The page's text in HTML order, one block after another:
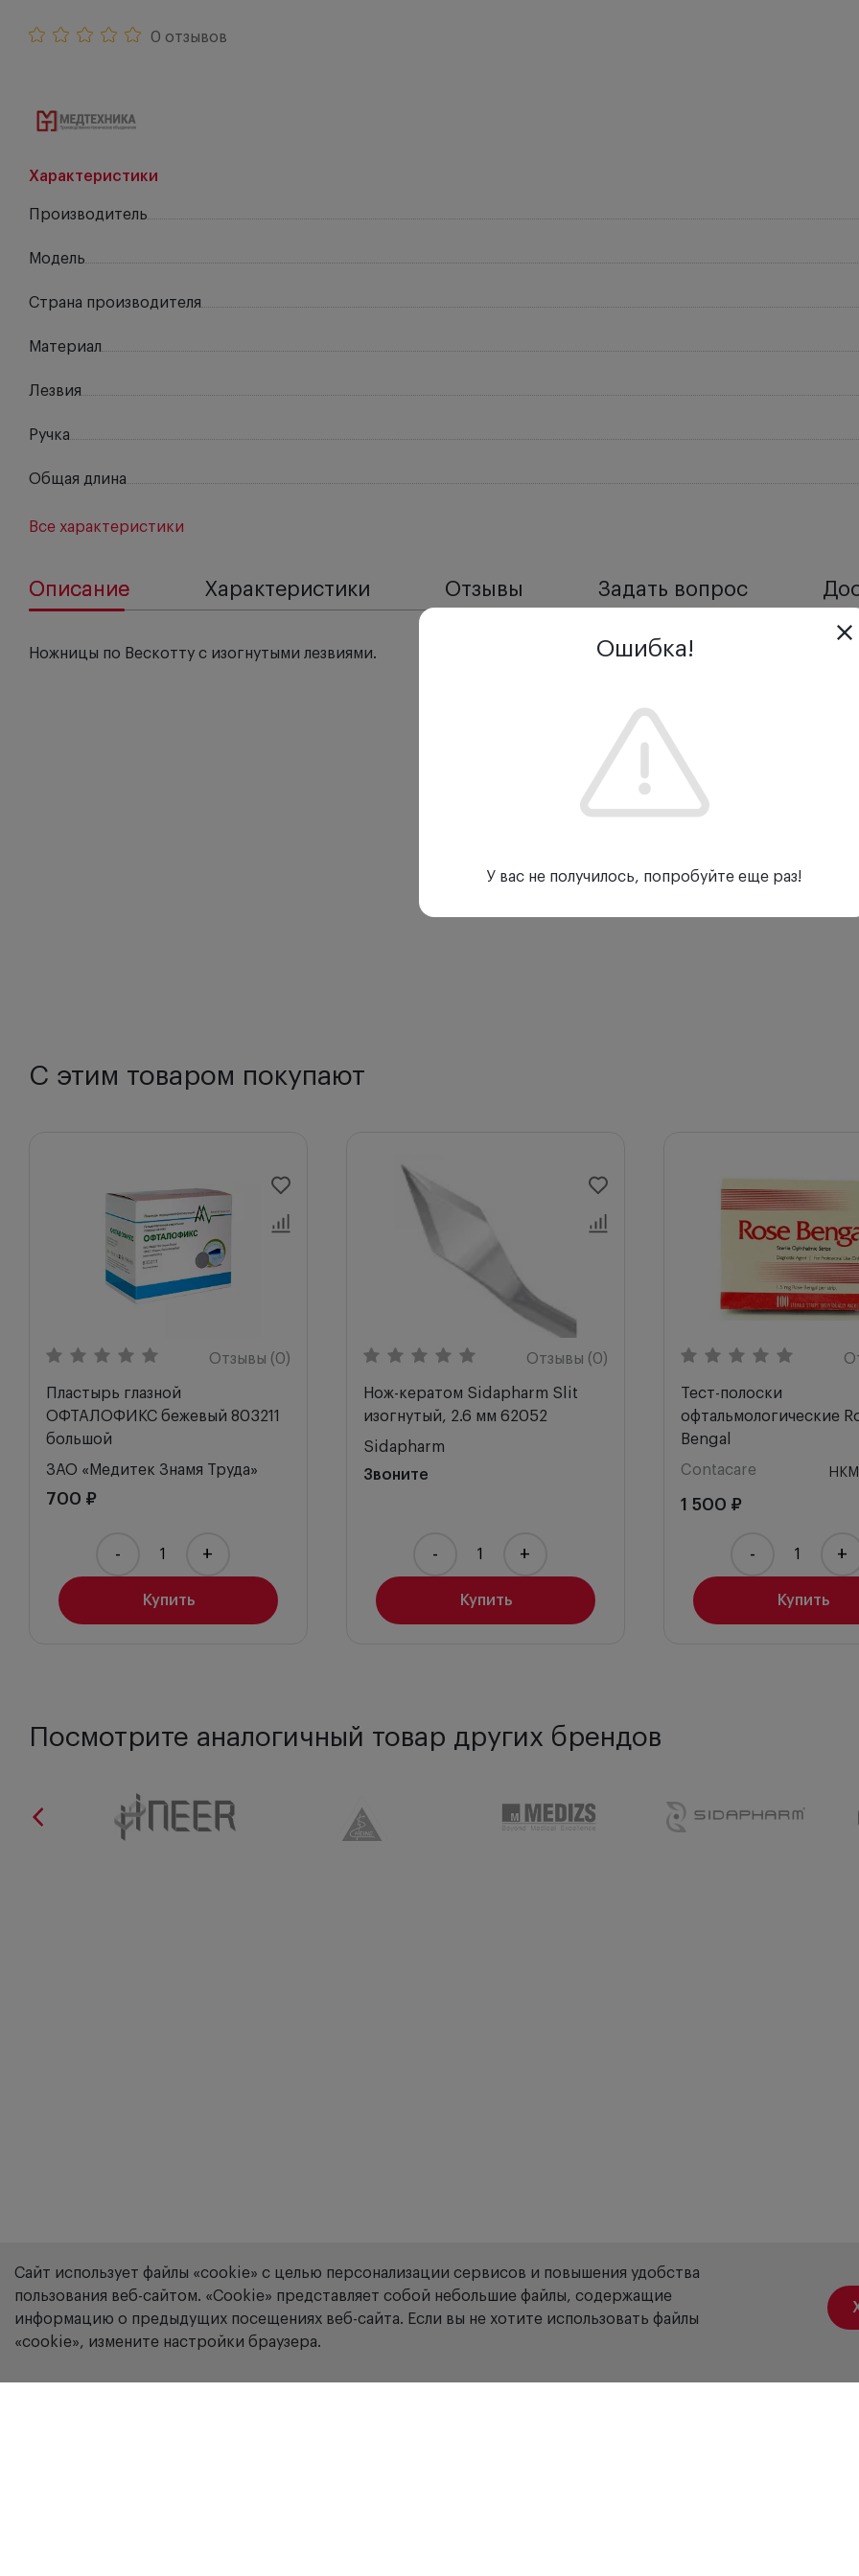
0 отзывов
Характеристики
Производитель
Модель
Страна производителя
Материал
Лезвия
Ручка
Общая длина
Все характеристики
Описание Характеристики Отзывы Задать вопрос
Ножницы по Вескотту с изогнутыми лезвиями.
С этим товаром покупают
Отзывы (0)
Пластырь глазной
ОФТАЛОФИКС бежевый 803211
большой
ЗАО «Медитек Знамя Труда»
700 ₽
Купить
- +
Отзывы (0)
Нож-кератом Sidapharm Slit
изогнутый, 2.6 мм 62052
Sidapharm
Звоните
Купить
- +
Тест-полоски
офтальмологические
Bengal
Contacare
1 500 ₽
Купить
- +
Посмотрите аналогичный товар других брендов
Сайт использует файлы «cookie» с целью персонализации сервисов и повышения удобства
пользования веб-сайтом. «Сookie» представляет собой небольшие файлы, содержащие
информацию о предыдущих посещениях веб-сайта. Если вы не хотите использовать файлы
«cookie», измените настройки браузера.
Ошибка!
У вас не получилось, попробуйте еще раз!